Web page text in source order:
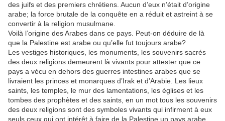
des juifs et des premiers chrétiens. Aucun d’eux n’était d’origine
arabe; la force brutale de la conquête en a réduit et astreint à se
convertir à la religion musulmane.
Voilà l’origine des Arabes dans ce pays. Peut-on déduire de là
que la Palestine est arabe ou qu’elle fut toujours arabe?
Les vestiges historiques, les monuments, les souvenirs sacrés
des deux religions demeurent là vivants pour attester que ce
pays a vécu en dehors des guerres intestines arabes que se
livraient les princes et monarques d’Irak et d’Arabie. Les lieux
saints, les temples, le mur des lamentations, les églises et les
tombes des prophètes et des saints, en un mot tous les souvenirs
des deux religions sont des symboles vivants qui infirment à eux
seuls ceux qui ont intérêt à faire de la Palestine un pays arabe.